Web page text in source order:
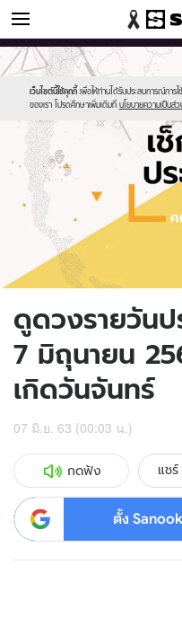
ดูดวง
เว็บไซต์นี้ใช้คุกกี้ เพื่อให้ท่านได้รับประสบการณ์การ
ของเรา โปรดศึกษาเพิ่มเติมที่ นโยบายความเป็นส่
Sanook
//s.isanook.com/sr/0/images/
new-
sanook.png
600
60
//s.isanook.com/ho/0/ud/fxd/day/
horoscope-
monday.jpg
ดูดวงรายวัน
7 มิถุนายน
เกิดวันจันทร์
07 มิ.ย. 63 (00:03 น.)
กดฟัง แชร์
ตั้ง